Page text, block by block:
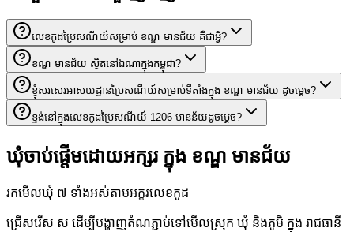
លេខកូដប្រៃសណីយ៍សម្រាប់ ខណ្ឌ មានជ័យ គឺជាអ្វី?
ខណ្ឌ មានជ័យ ស្ថិតនៅឯណាក្នុងកម្ពុជា?
ខ្ញុំសរសេរអាសយដ្ឋានប្រៃសណីយ៍សម្រាប់ទីតាំងក្នុង ខណ្ឌ មានជ័យ ដូចម្តេច?
ខ្ទង់នៅក្នុងលេខកូដប្រៃសណីយ៍ 1206 មានន័យដូចម្តេច?
ឃុំចាប់ផ្តើមដោយអក្សរ ក្នុង ខណ្ឌ មានជ័យ
រកមើលឃុំ ៧ ទាំងអស់តាមអក្ខរលេខកូដ
ជ្រើសរើស ស ដើម្បីបង្ហាញតំណភ្ជាប់ទៅមើលស្រុក ឃុំ និងភូមិ ក្នុង រាជធានី